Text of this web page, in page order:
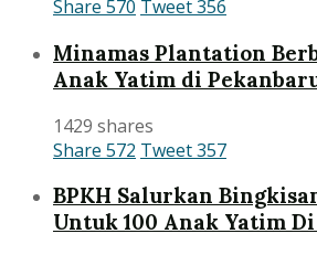
Share 570 Tweet356
Minamas Plantation
Anak Yatim di
1429 shares
Share 572 Tweet357
BPKH Salurkan
Untuk 100 Anak Yatim